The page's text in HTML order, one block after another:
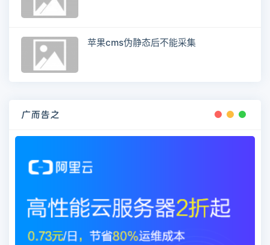
苹果cms伪静态后不能采集
广而告之